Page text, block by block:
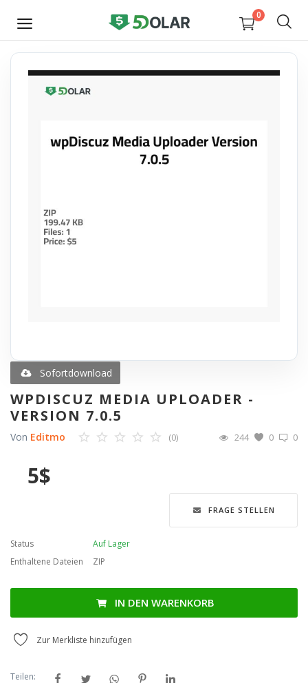
0
JETZT
VERKAUFEN
E-books
Merkliste
Contact
Anmelden
Registrieren
Sofortdownload
WPDISCUZ MEDIA UPLOADER -
VERSION 7.0.5
Von Editmo 0
(0) 0
244
5$
FRAGE STELLEN
Status
Auf Lager
Enthaltene Dateien
ZIP
IN DEN WARENKORB
Zur Merkliste hinzufügen
Teilen: